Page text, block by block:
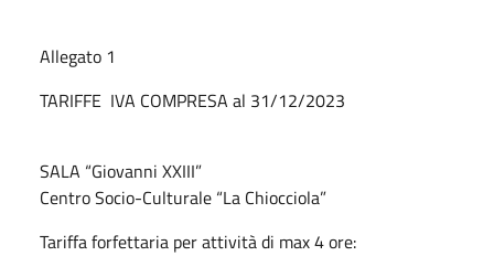
Allegato 1
TARIFFE IVA COMPRESA al 31/12/2023
SALA “Giovanni XXIII”
Centro Socio-Culturale “La Chiocciola”
Tariffa forfettaria per attività di max 4 ore: